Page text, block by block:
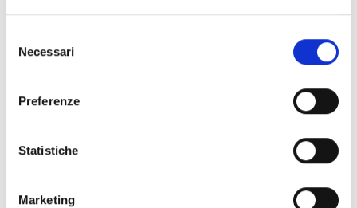
delNecessari
Preferenze
Statistiche
Marketing